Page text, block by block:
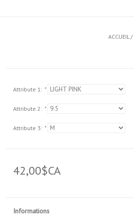
ACCUEIL/
Attribute 1: *
Attribute 2: *
Attribute 3: *
42,00$CA
Informations